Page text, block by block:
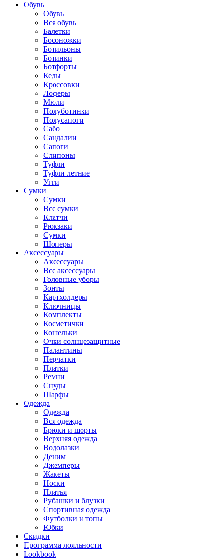
Обувь
Обувь
Вся обувь
Балетки
Босоножки
Ботильоны
Ботинки
Ботфорты
Кеды
Кроссовки
Лоферы
Мюли
Полуботинки
Полусапоги
Сабо
Сандалии
Сапоги
Слипоны
Туфли
Туфли летние
Угги
Сумки
Сумки
Все сумки
Клатчи
Рюкзаки
Сумки
Шоперы
Аксессуары
Аксессуары
Все аксессуары
Головные уборы
Зонты
Картхолдеры
Ключницы
Комплекты
Косметички
Кошельки
Очки солнцезащитные
Палантины
Перчатки
Платки
Ремни
Снуды
Шарфы
Одежда
Одежда
Вся одежда
Брюки и шорты
Верхняя одежда
Водолазки
Деним
Джемперы
Жакеты
Носки
Платья
Рубашки и блузки
Спортивная одежда
Футболки и топы
Юбки
Скидки
Программа лояльности
Lookbook